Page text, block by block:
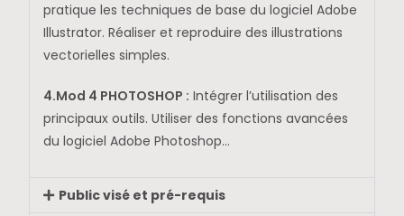
pratique les techniques de base du logiciel Adobe
Illustrator. Réaliser et reproduire des illustrations
vectorielles simples.
4.Mod 4 PHOTOSHOP : Intégrer l’utilisation des
principaux outils. Utiliser des fonctions avancées
du logiciel Adobe Photoshop…
Public visé et pré-requis